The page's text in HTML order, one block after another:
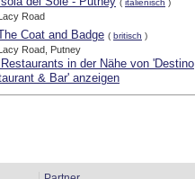
( italienisch )
Road
Coat and Badge ( britisch )
Road, Putney
in der Nähe von 'Destino
& Bar' anzeigen